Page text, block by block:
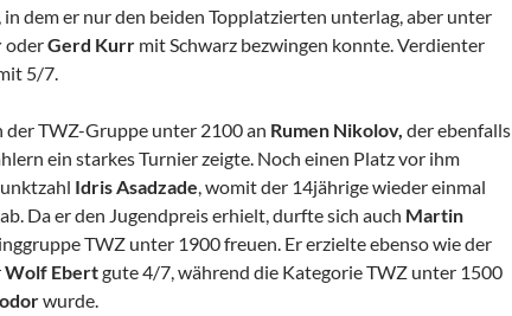
dem er nur den beiden Topplatzierten unterlag, aber unter
oderGerd Kurr mit Schwarz bezwingen konnte. Verdienter
5/7.
der TWZ-Gruppe unter 2100 an Rumen Nikolov, der ebenfalls
ein starkes Turnier zeigte. Noch einen Platz vor ihm
Idris Asadzade, womit der 14jährige wieder einmal
Da er den Jugendpreis erhielt, durfte sich auch Martin
TWZ unter 1900 freuen. Er erzielte ebenso wie der
Wolf Ebertgute 4/7, während die Kategorie TWZ unter 1500
wurde.